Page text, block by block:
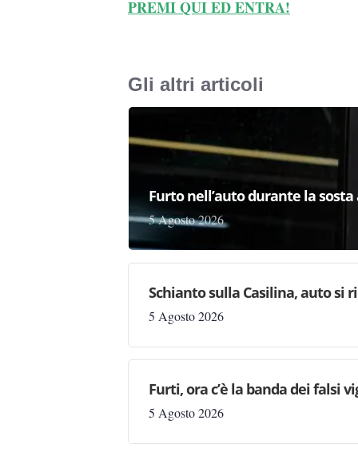
PREMI QUI ED ENTRA!
Gli altri articoli
Furto nell’auto durante la
5 Agosto 2026
Schianto sulla Casilina, auto si
5 Agosto 2026
Furti, ora c’è la banda dei falsi
5 Agosto 2026